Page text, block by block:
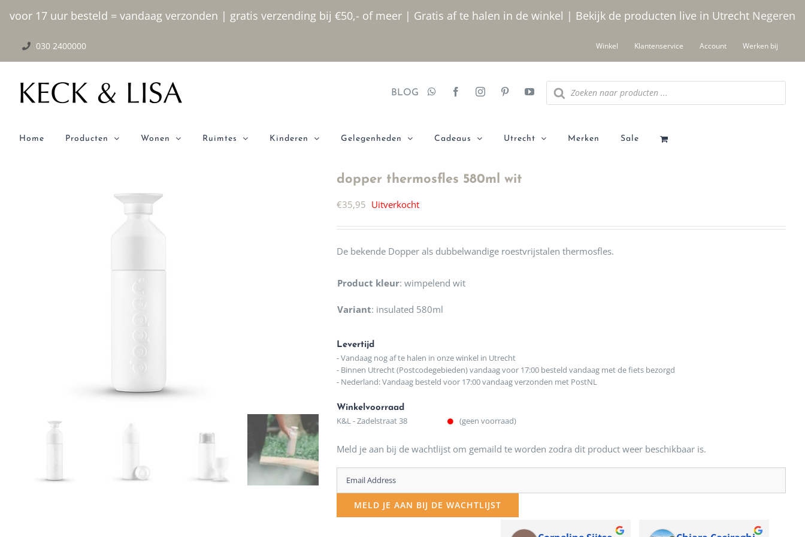
voor 17 uur besteld = vandaag verzonden | gratis verzending bij €50,- of meer | Gratis af te halen in de winkel | Bekijk de producten live in Utrecht Negeren
inhoud
030 2400000 Winkel Klantenservice Account Werken bij
BLOG
Producten
zoeken
Home Producten Wonen Ruimtes Kinderen Gelegenheden Cadeaus Utrecht Merken Sale
dopper thermosfles 580ml wit
€35,95 Uitverkocht
De bekende Dopper als dubbelwandige roestvrijstalen thermosfles.
Product kleur: wimpelend wit
Variant: insulated 580ml
Levertijd
- Vandaag nog af te halen in onze winkel in Utrecht
- Binnen Utrecht (Postcodegebieden) vandaag voor 17:00 besteld vandaag met de fiets bezorgd
- Nederland: Vandaag besteld voor 17:00 vandaag verzonden met PostNL
Winkelvoorraad
K&L - Zadelstraat 38 (geen voorraad)
Meld je aan bij de wachtlijst om gemaild te worden zodra dit product weer beschikbaar is.
Enter
your
email
MELD JE AAN BIJ DE WACHTLIJST